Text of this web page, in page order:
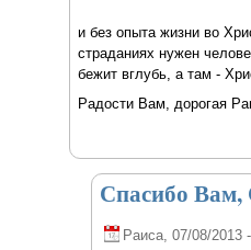
и без опыта жизни во
страданиях нужен
бежит вглубь, а там -
Радости Вам, дорогая
Спасибо
Раиса, 07/08/2013